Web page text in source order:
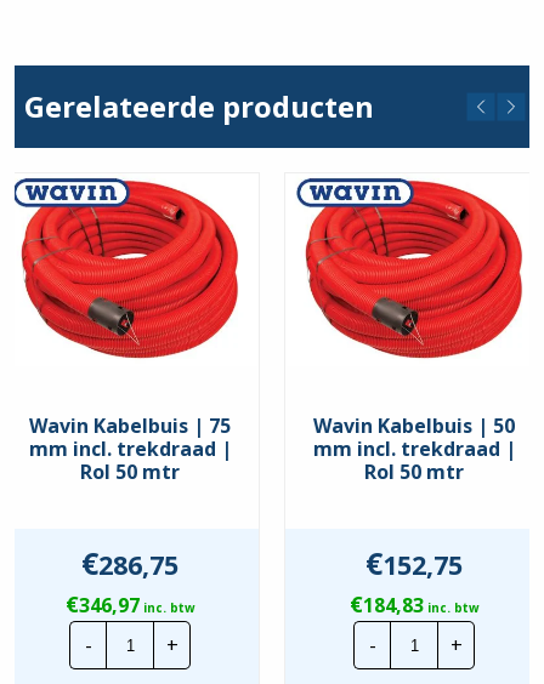
Scotchlok
50
Stuks
hoeveelheid
15
hoeveelheid
Gerelateerde producten
Wavin Kabelbuis | 75
mm incl. trekdraad |
Rol 50 mtr
€286,75
€346,97inc. btw
-
Wavin
Kabelbuis
|
+
Wavin Kabelbuis | 50
mm incl. trekdraad |
Rol 50 mtr
€152,75
€184,83inc. btw
-
Wavin
Kabelbuis
|
+